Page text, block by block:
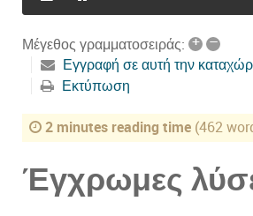
Μέγεθος γραμματοσειράς: + –
Εγγραφή σε αυτή την
Εκτύπωση
2 minutes reading time (462
Έγχρωμες